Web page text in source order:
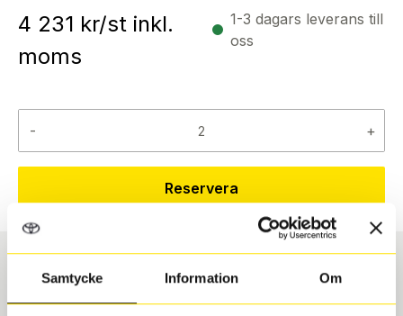
Samtycke Information Om
4 231 kr/st inkl.
moms
1-3 dagars leverans till
oss
- +
Reservera
Däcktyp
Sommar
Däckstorlek
255/45 R 20 105Y